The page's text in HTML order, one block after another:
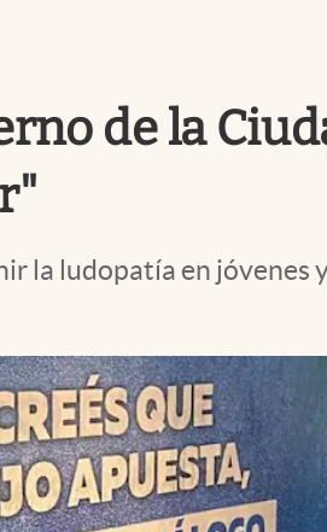
de la
la ludopatía en